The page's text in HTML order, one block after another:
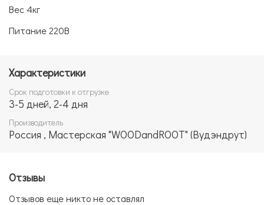
Вес 4кг
Питание 220В
Характеристики
Срок подготовки к отгрузке
3-5 дней, 2-4 дня
Производитель
Россия , Мастерская "WOODandROOT" (Вудэндрут)
Отзывы
Отзывов еще никто не оставлял